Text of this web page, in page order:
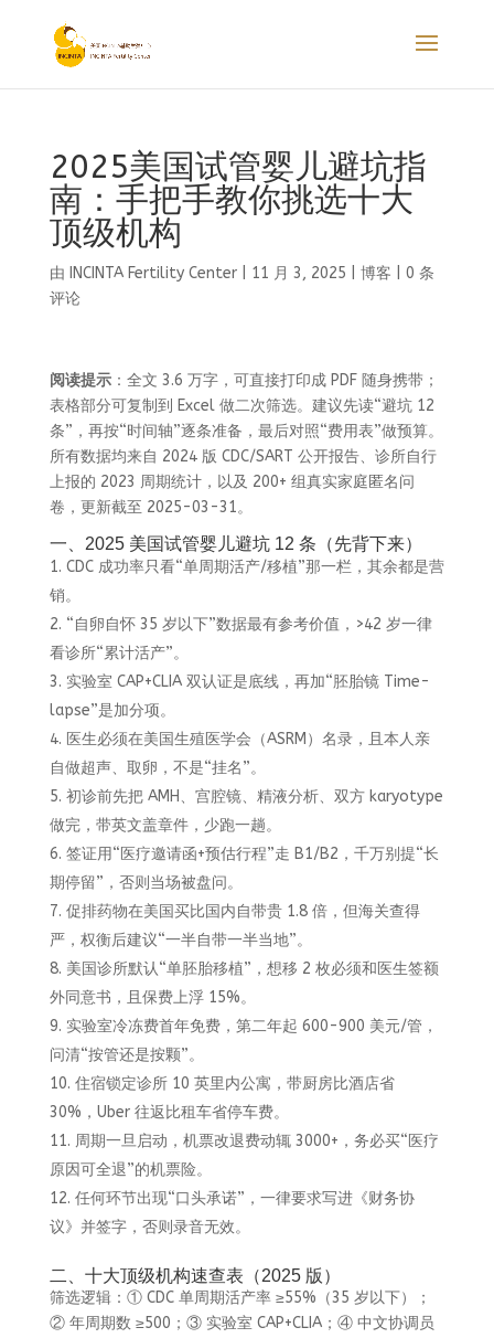
2025美国试管婴儿避坑指
南：手把手教你挑选十大
顶级机构
由 INCINTA Fertility Center| 11 月 3, 2025 博客
0 条
评论
阅读提示：全文 3.6 万字，可直接打印成 PDF 随身携带；
表格部分可复制到 Excel 做二次筛选。建议先读“避坑 12
条”，再按“时间轴”逐条准备，最后对照“费用表”做预算。
所有数据均来自 2024 版 CDC/SART 公开报告、诊所自行
上报的 2023 周期统计，以及 200+ 组真实家庭匿名问
卷，更新截至 2025-03-31。
一、2025 美国试管婴儿避坑 12 条（先背下来）
CDC 成功率只看“单周期活产/移植”那一栏，其余都是营
销。
“自卵自怀 35 岁以下”数据最有参考价值，>42 岁一律
看诊所“累计活产”。
实验室 CAP+CLIA 双认证是底线，再加“胚胎镜 Time-
lapse”是加分项。
医生必须在美国生殖医学会（ASRM）名录，且本人亲
自做超声、取卵，不是“挂名”。
初诊前先把 AMH、宫腔镜、精液分析、双方 karyotype
做完，带英文盖章件，少跑一趟。
签证用“医疗邀请函+预估行程”走 B1/B2，千万别提“长
期停留”，否则当场被盘问。
促排药物在美国买比国内自带贵 1.8 倍，但海关查得
严，权衡后建议“一半自带一半当地”。
美国诊所默认“单胚胎移植”，想移 2 枚必须和医生签额
外同意书，且保费上浮 15%。
实验室冷冻费首年免费，第二年起 600-900 美元/管，
问清“按管还是按颗”。
住宿锁定诊所 10 英里内公寓，带厨房比酒店省
30%，Uber 往返比租车省停车费。
周期一旦启动，机票改退费动辄 3000+，务必买“医疗
原因可全退”的机票险。
任何环节出现“口头承诺”，一律要求写进《财务协
议》并签字，否则录音无效。
二、十大顶级机构速查表（2025 版）
筛选逻辑：① CDC 单周期活产率 ≥55%（35 岁以下）；
② 年周期数 ≥500；③ 实验室 CAP+CLIA；④ 中文协调员